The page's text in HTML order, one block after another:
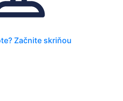
Začnite skriňou